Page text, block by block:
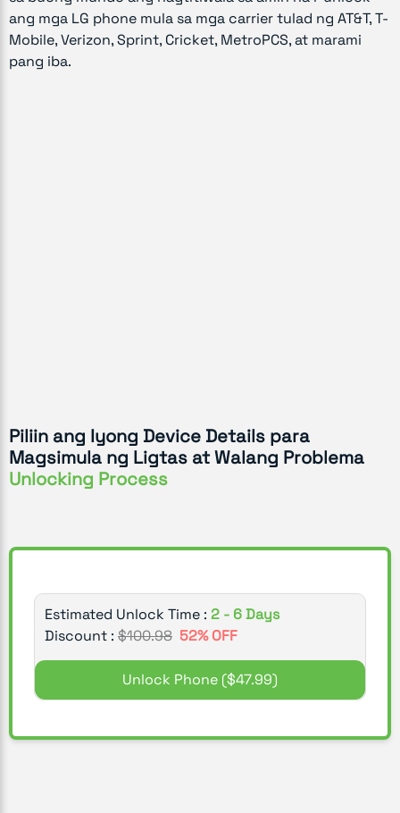
ang mga LG phone mula sa mga carrier tulad ng AT&T, T-
Mobile, Verizon, Sprint, Cricket, MetroPCS, at marami
pang iba.
Piliin ang Iyong Device Details para
Magsimula ng Ligtas at Walang Problema
Unlocking Process
Estimated Unlock Time : 2 - 6 Days
Discount : $100.98 52% OFF
Unlock Phone ($47.99)